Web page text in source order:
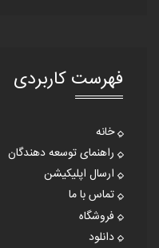
فهرست کاربردی
خانه
راهنمای توسعه دهندگان
ارسال اپلیکیشن
تماس با ما
فروشگاه
دانلود